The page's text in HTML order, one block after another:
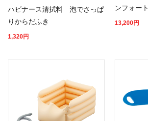
ハビナース清拭料 泡でさっぱ
りからだふき
1,320円
ンフォート
13,200円